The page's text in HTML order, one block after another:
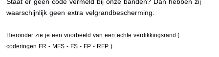
waarschijnlijk geen extra velgrandbescherming.
Hieronder zie je een voorbeeld van een echte verdikkingsrand.(
coderingen FR - MFS - FS - FP - RFP ).